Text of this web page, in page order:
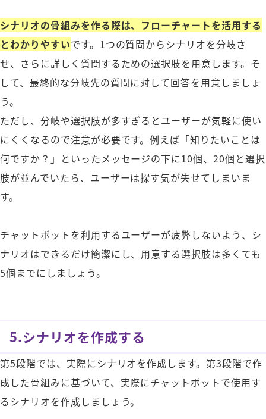
シナリオの骨組みを作る際は、フローチャートを活用する
とわかりやすいです。1つの質問からシナリオを分岐さ
せ、さらに詳しく質問するための選択肢を用意します。そ
して、最終的な分岐先の質問に対して回答を用意しましょ
う。
ただし、分岐や選択肢が多すぎるとユーザーが気軽に使い
にくくなるので注意が必要です。例えば「知りたいことは
何ですか？」といったメッセージの下に10個、20個と選択
肢が並んでいたら、ユーザーは探す気が失せてしまいま
す。
チャットボットを利用するユーザーが疲弊しないよう、シ
ナリオはできるだけ簡潔にし、用意する選択肢は多くても
5個までにしましょう。
5.シナリオを作成する
第5段階では、実際にシナリオを作成します。第3段階で作
成した骨組みに基づいて、実際にチャットボットで使用す
るシナリオを作成しましょう。